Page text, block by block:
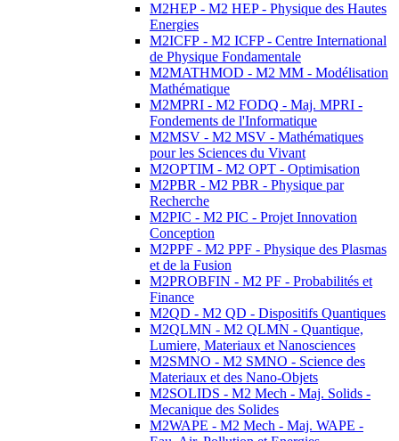
M2HEP - M2 HEP - Physique des Hautes
Energies
M2ICFP - M2 ICFP - Centre International
de Physique Fondamentale
M2MATHMOD - M2 MM - Modélisation
Mathématique
M2MPRI - M2 FODQ - Maj. MPRI -
Fondements de l'Informatique
M2MSV - M2 MSV - Mathématiques
pour les Sciences du Vivant
M2OPTIM - M2 OPT - Optimisation
M2PBR - M2 PBR - Physique par
Recherche
M2PIC - M2 PIC - Projet Innovation
Conception
M2PPF - M2 PPF - Physique des Plasmas
et de la Fusion
M2PROBFIN - M2 PF - Probabilités et
Finance
M2QD - M2 QD - Dispositifs Quantiques
M2QLMN - M2 QLMN - Quantique,
Lumiere, Materiaux et Nanosciences
M2SMNO - M2 SMNO - Science des
Materiaux et des Nano-Objets
M2SOLIDS - M2 Mech - Maj. Solids -
Mecanique des Solides
M2WAPE - M2 Mech - Maj. WAPE -